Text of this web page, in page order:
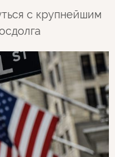
с крупнейшим